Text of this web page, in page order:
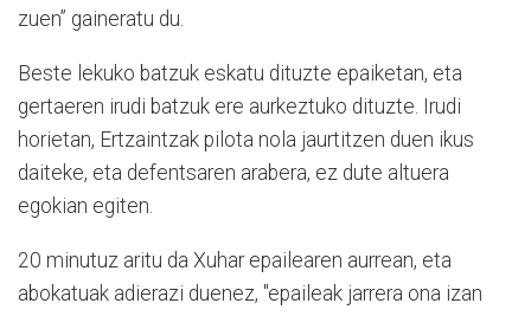
zuen” gaineratu du.
Beste lekuko batzuk eskatu dituzte epaiketan, eta
gertaeren irudi batzuk ere aurkeztuko dituzte. Irudi
horietan, Ertzaintzak pilota nola jaurtitzen duen ikus
daiteke, eta defentsaren arabera, ez dute altuera
egokian egiten.
20 minutuz aritu da Xuhar epailearen aurrean, eta
abokatuak adierazi duenez, "epaileak jarrera ona izan